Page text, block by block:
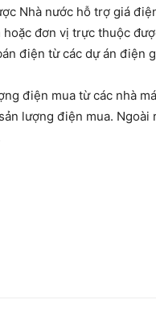
Nhà nước hỗ trợ giá
hoặc đơn vị trực thuộc
điện từ các dự án điện
điện mua từ các nhà
lượng điện mua.